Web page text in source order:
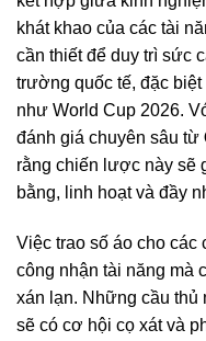
khát khao của các tài
cần thiết để duy trì sức
trường quốc tế, đặc
như World Cup 2026.
đánh giá chuyên sâu từ
rằng chiến lược này sẽ
bằng, linh hoạt và đầy
Việc trao số áo cho các
công nhận tài năng mà
xán lạn. Những cầu thủ
sẽ có cơ hội cọ xát và